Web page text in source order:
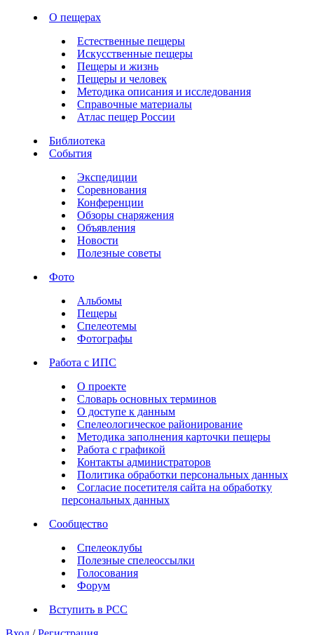
О пещерах
Естественные пещеры
Искусственные пещеры
Пещеры и жизнь
Пещеры и человек
Методика описания и исследования
Справочные материалы
Атлас пещер России
Библиотека
События
Экспедиции
Соревнования
Конференции
Обзоры снаряжения
Объявления
Новости
Полезные советы
Фото
Альбомы
Пещеры
Спелеотемы
Фотографы
Работа с ИПС
О проекте
Словарь основных терминов
О доступе к данным
Спелеологическое районирование
Методика заполнения карточки пещеры
Работа с графикой
Контакты администраторов
Политика обработки персональных данных
Согласие посетителя сайта на обработку
персональных данных
Сообщество
Спелеоклубы
Полезные спелеоссылки
Голосования
Форум
Вступить в РСС